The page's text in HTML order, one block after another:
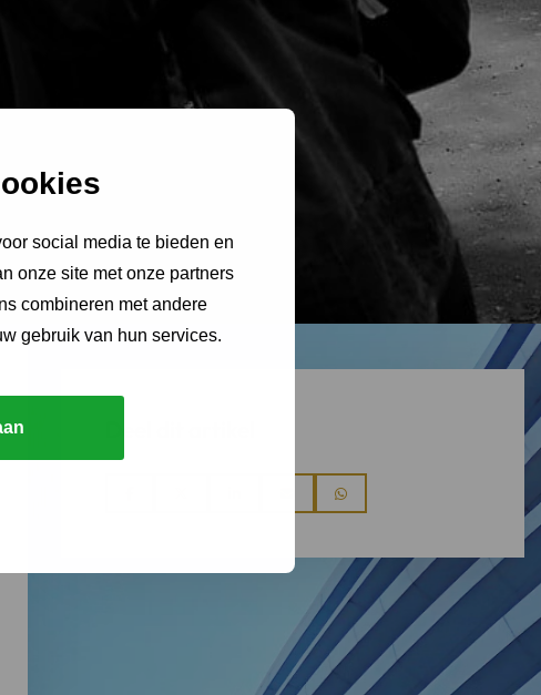
social media te bieden en
onze site met onze partners
combineren met andere
gebruik van hun services.
via
Deel
via